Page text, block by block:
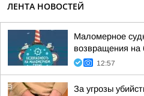
ЛЕНТА НОВОСТЕЙ
Маломерное
возвращения на
12:57
За угрозы